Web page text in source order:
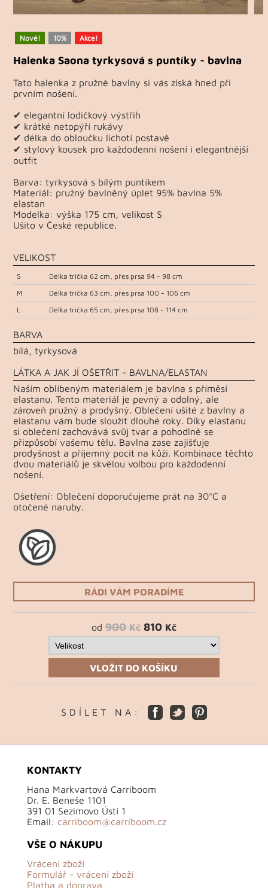
Nové! 10% Akce!
Halenka Saona tyrkysová s puntíky - bavlna
Tato halenka z pružné bavlny si vás získá hned při
prvním nošení.
✔ elegantní lodičkový výstřih
✔ krátké netopýří rukávy
✔ délka do obloučku lichotí postavě
✔ stylový kousek pro každodenní nošení i elegantnější
outfit
Barva: tyrkysová s bílým puntíkem
Materiál: pružný bavlněný úplet 95% bavlna 5%
elastan
Modelka: výška 175 cm, velikost S
Ušito v České republice.
VELIKOST
S
Délka trička 62 cm, přes prsa 94 - 98 cm
M
Délka trička 63 cm, přes prsa 100 - 106 cm
L
Délka trička 65 cm, přes prsa 108 - 114 cm
BARVA
bílá, tyrkysová
LÁTKA A JAK JÍ OŠETŘIT - BAVLNA/ELASTAN
Naším oblíbeným materiálem je bavlna s příměsí
elastanu. Tento materiál je pevný a odolný, ale
zároveň pružný a prodyšný. Oblečení ušité z bavlny a
elastanu vám bude sloužit dlouhé roky. Díky elastanu
si oblečení zachovává svůj tvar a pohodlně se
přizpůsobí vašemu tělu. Bavlna zase zajišťuje
prodyšnost a příjemný pocit na kůži. Kombinace těchto
dvou materiálů je skvělou volbou pro každodenní
nošení.
Ošetření: Oblečení doporučujeme prát na 30°C a
otočené naruby.
RÁDI VÁM PORADÍME
od 900 Kč 810 Kč
VLOŽIT DO KOŠÍKU
S D Í L E T N A :
KONTAKTY
Hana Markvartová Carriboom
Dr. E. Beneše 1101
391 01 Sezimovo Ústí 1
Email: carriboom@carriboom.cz
VŠE O NÁKUPU
Vrácení zboží
Formulář - vrácení zboží
Platba a doprava